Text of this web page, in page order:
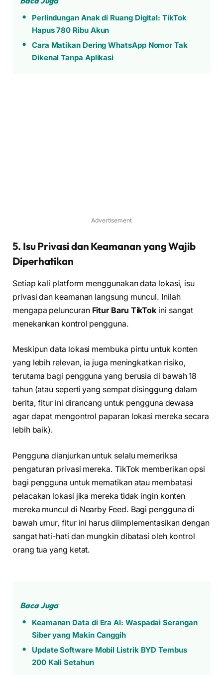
Perlindungan Anak di Ruang Digital: TikTok
Hapus 780 Ribu Akun
Cara Matikan Dering WhatsApp Nomor Tak
Dikenal Tanpa Aplikasi
Advertisement
5. Isu Privasi dan Keamanan yang Wajib
Diperhatikan
Setiap kali platform menggunakan data lokasi, isu
privasi dan keamanan langsung muncul. Inilah
mengapa peluncuran Fitur Baru TikTok ini sangat
menekankan kontrol pengguna.
Meskipun data lokasi membuka pintu untuk konten
yang lebih relevan, ia juga meningkatkan risiko,
terutama bagi pengguna yang berusia di bawah 18
tahun (atau seperti yang sempat disinggung dalam
berita, fitur ini dirancang untuk pengguna dewasa
agar dapat mengontrol paparan lokasi mereka secara
lebih baik).
Pengguna dianjurkan untuk selalu memeriksa
pengaturan privasi mereka. TikTok memberikan opsi
bagi pengguna untuk mematikan atau membatasi
pelacakan lokasi jika mereka tidak ingin konten
mereka muncul di Nearby Feed. Bagi pengguna di
bawah umur, fitur ini harus diimplementasikan dengan
sangat hati-hati dan mungkin dibatasi oleh kontrol
orang tua yang ketat.
Baca Juga
Keamanan Data di Era AI: Waspadai Serangan
Siber yang Makin Canggih
Update Software Mobil Listrik BYD Tembus
200 Kali Setahun